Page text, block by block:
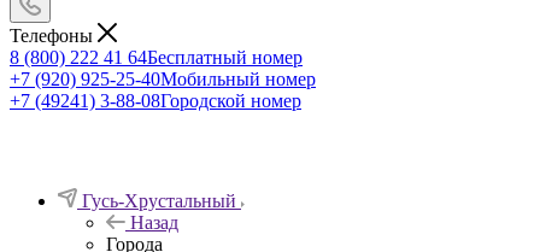
Телефоны
8 (800) 222 41 64Бесплатный номер
+7 (920) 925-25-40Мобильный номер
+7 (49241) 3-88-08Городской номер
Гусь-Хрустальный
Назад
Города